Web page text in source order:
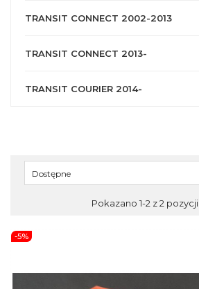
TRANSIT CONNECT 2002-2013
TRANSIT CONNECT 2013-
TRANSIT COURIER 2014-
Dostępne
Pokazano 1-2 z 2 pozycji
-5%